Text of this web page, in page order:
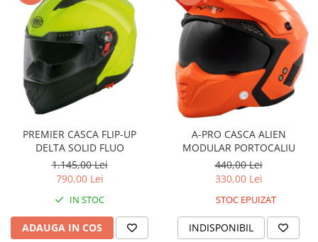
PREMIER CASCA FLIP-UP
DELTA SOLID FLUO
1.145,00 Lei
790,00 Lei
IN STOC
ADAUGA IN COS
A-PRO CASCA ALIEN
MODULAR PORTOCALIU
440,00 Lei
330,00 Lei
STOC EPUIZAT
INDISPONIBIL